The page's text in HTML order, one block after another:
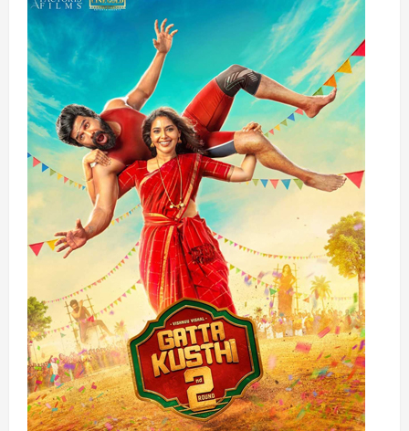
இணையும்
பிரம்மாண்ட
வெளியீடு:
மஞ்சு
விரட்டின்
பரபரப்பை
நம்
கண்
முன்
நிறுத்தும்
பாண்டிமுனி